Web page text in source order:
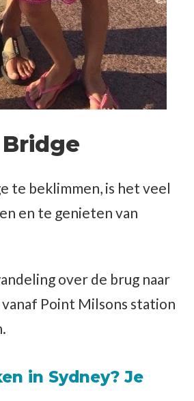
te beklimmen, is het veel
en te genieten van
over de brug naar
Point Milsons station
in Sydney? Je